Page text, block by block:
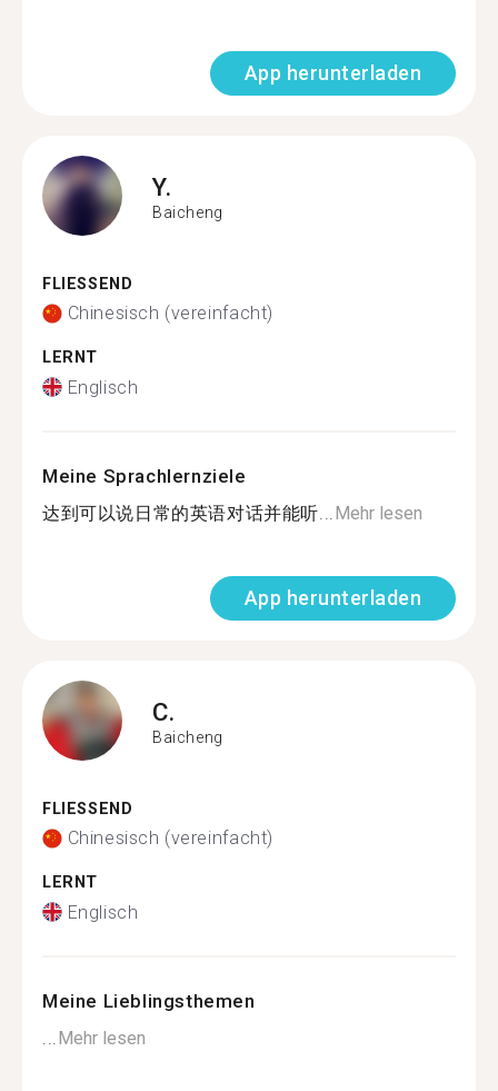
App herunterladen
Y.
Baicheng
FLIESSEND
Chinesisch (vereinfacht)
LERNT
Englisch
Meine Sprachlernziele
达到可以说日常的英语对话并能听... Mehr lesen
App herunterladen
C.
Baicheng
FLIESSEND
Chinesisch (vereinfacht)
LERNT
Englisch
Meine Lieblingsthemen
Mehr lesen